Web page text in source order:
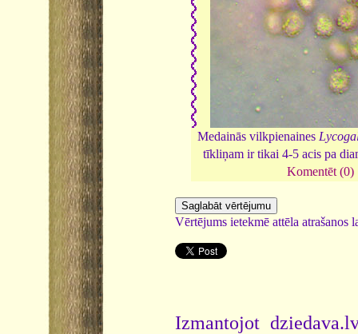
Medainās vilkpienaines
tīkliņam ir tikai 4-5 acis pa
Komentēt (0)
Vērtējums ietekmē attēla atrašanos
Izmantojot